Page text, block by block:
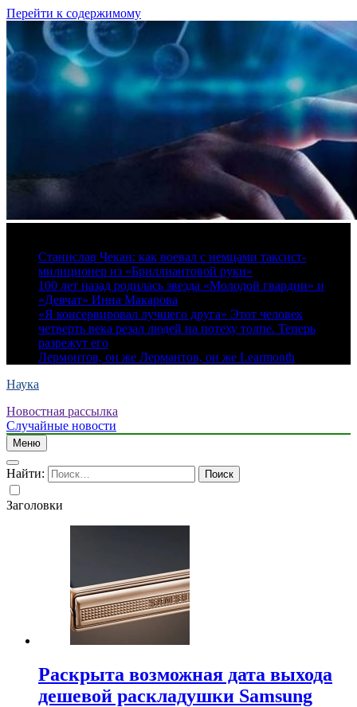
Перейти к содержимому
Станислав Чекан: как воевал с немцами таксист-
милиционер из «Бриллиантовой руки»
100 лет назад родилась звезда «Молодой гвардии» и
«Девчат» Инна Макарова
«Я консервировал лучшего друга» Этот человек
четверть века резал людей на потеху толпе. Теперь
разрежут его
Лермонтов, он же Лермантов, он же Learmonth
Наука
Новостная рассылка
Случайные новости
Меню
Найти:
Заголовки
Раскрыта возможная дата выхода
дешевой раскладушки Samsung